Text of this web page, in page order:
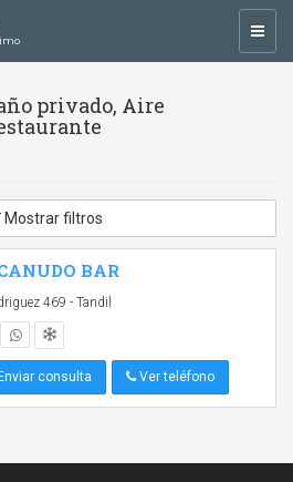
privado, Aire
Mostrar filtros
BAR
469 - Tandil
consulta Ver teléfono